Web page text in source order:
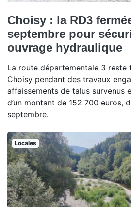
Choisy : la RD3
septembre pour
ouvrage hydraulique
La route départementale 3 reste
Choisy pendant des travaux
affaissements de talus survenus
d’un montant de 152 700 euros,
septembre.
Locales